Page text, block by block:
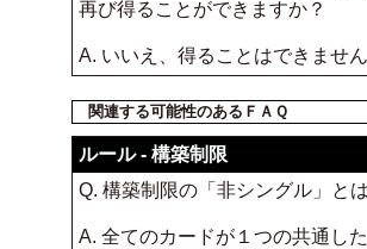
再び得ることができますか？
A. いいえ、得ることはできません
関連する可能性のあるＦＡＱ
ルール - 構築制限
Q. 構築制限の「非シングル」と
A. 全てのカードが１つの共通し